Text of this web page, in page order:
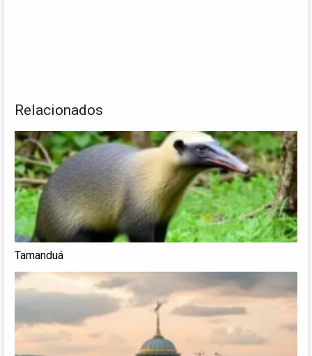
Relacionados
Tamanduá